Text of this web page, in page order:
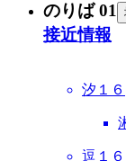
のりば 01
接近情報
汐１６
逗１６